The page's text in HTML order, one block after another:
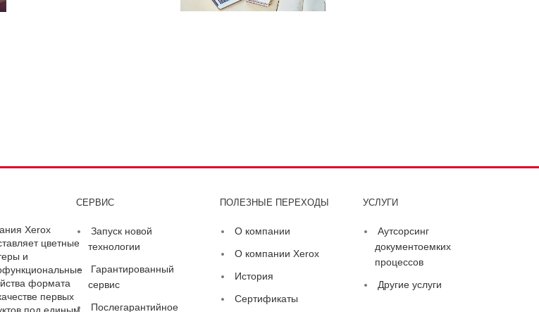
Xerox
цветные
и
формата
первых
под единым
СЕРВИС
Запуск новой
технологии
Гарантированный
сервис
Послегарантийное
ПОЛЕЗНЫЕ ПЕРЕХОДЫ
О компании
О компании Xerox
История
Сертификаты
УСЛУГИ
Аутсорсинг
документоемких
процессов
Другие услуги